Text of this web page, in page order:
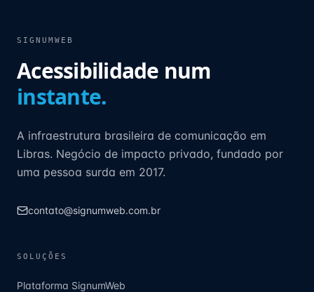
SIGNUMWEB
Acessibilidade num
instante.
A infraestrutura brasileira de comunicação em
Libras. Negócio de impacto privado, fundado por
uma pessoa surda em 2017.
contato@signumweb.com.br
SOLUÇÕES
Plataforma SignumWeb